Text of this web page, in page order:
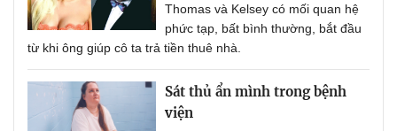
Thomas và Kelsey có mối quan hệ
phức tạp, bất bình thường, bắt đầu
từ khi ông giúp cô ta trả tiền thuê nhà.
Sát thủ ẩn mình trong bệnh
viện